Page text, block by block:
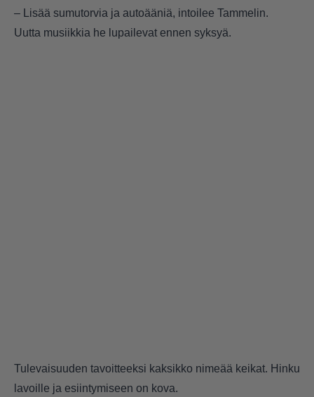
– Lisää sumutorvia ja autoääniä, intoilee Tammelin.
Uutta musiikkia he lupailevat ennen syksyä.
Tulevaisuuden tavoitteeksi kaksikko nimeää keikat. Hinku
lavoille ja esiintymiseen on kova.